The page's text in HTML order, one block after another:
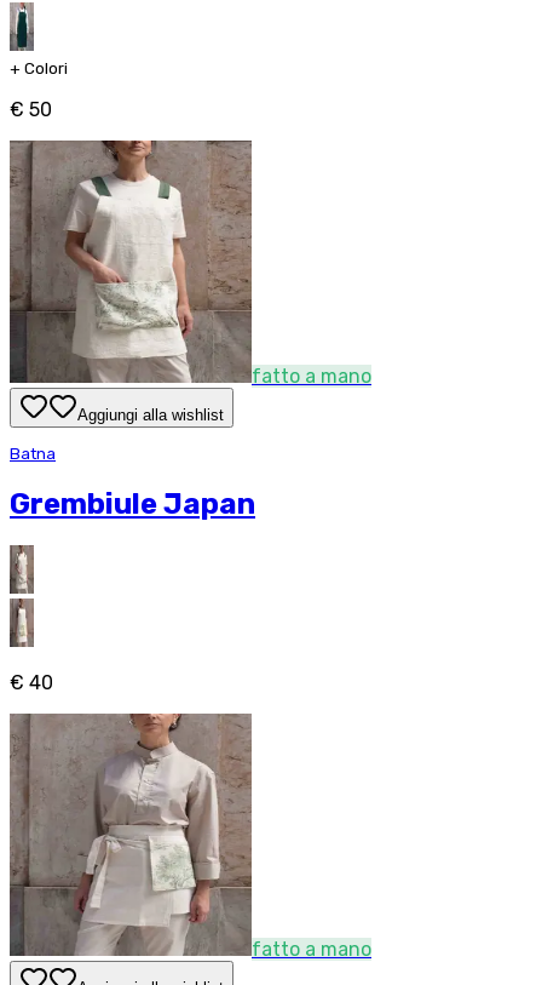
+ Colori
€ 50
fatto a mano
Aggiungi alla wishlist
Batna
Grembiule Japan
€ 40
fatto a mano